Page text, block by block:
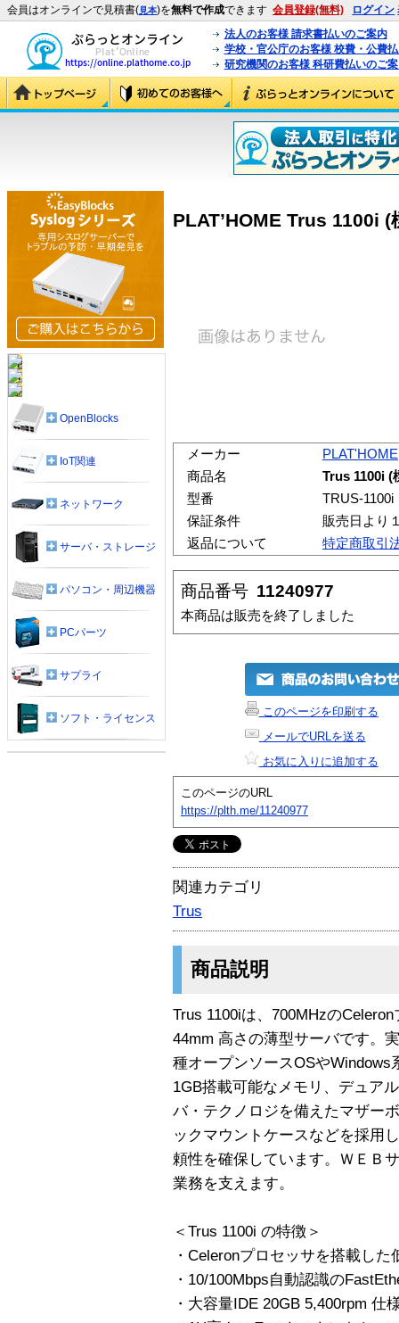
会員はオンラインで見積書(見本)を無料で作成できます 会員登録(無料) ログイン
法人のお客様 請求書払いのご案内
学校・官公庁のお客様 校費・公費
研究機関のお客様 科研費払いのご
PLAT’HOME Trus 1100i
メーカー
PLAT'HOME
商品名
Trus 1100i (
型番
TRUS-1100i
保証条件
販売日より
返品について
特定商取引
商品番号 11240977
本商品は販売を終了しました
このページを印刷する
メールでURLを送る
お気に入りに追加する
このページのURL
https://plth.me/11240977
関連カテゴリ
Trus
商品説明
Trus 1100iは、700MHzの
44mm 高さの薄型サーバです。
種オープンソースOSや
1GB搭載可能なメモリ、デュア
バ・テクノロジを備えたマザー
ックマウントケースなどを採用
頼性を確保しています。ＷＥＢ
業務を支えます。
＜Trus 1100i の特徴＞
・Celeronプロセッサを搭載し
・10/100Mbps自動認識の
・大容量IDE 20GB 5,400rpm 仕
OpenBlocks
IoT関連
ネットワーク
サーバ・ストレージ
パソコン・周辺機器
PCパーツ
サプライ
ソフト・ライセンス